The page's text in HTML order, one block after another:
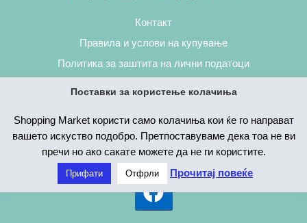
Контакт
Правила и услови на купување
Политика за заштита на лични податоци
Поставки за користење колачиња
Shopping Market користи само колачиња кои ќе го направат
вашето искуство подобро. Претпоставуваме дека тоа не ви
пречи но ако сакате можете да не ги користите.
Прифати Отфрли Прочитај повеќе